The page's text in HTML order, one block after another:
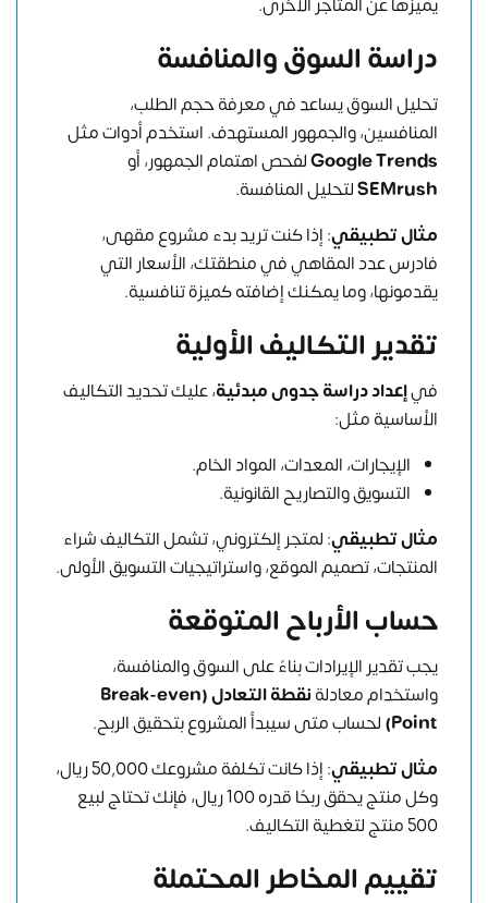
دراسة السوق والمنافسة
تحليل السوق يساعد في معرفة حجم الطلب،
المنافسين، والجمهور المستهدف. استخدم أدوات مثل
Google Trendsلفحص اهتمام الجمهور، أو
SEMrushلتحليل المنافسة.
مثال تطبيقي: إذا كنت تريد بدء مشروع مقهى،
فادرس عدد المقاهي في منطقتك، الأسعار التي
يقدمونها، وما يمكنك إضافته كميزة تنافسية.
تقدير التكاليف الأولية
فيإعداد دراسة جدوى مبدئية، عليك تحديد التكاليف
الأساسية مثل:
الإيجارات، المعدات، المواد الخام.
التسويق والتصاريح القانونية.
مثال تطبيقي: لمتجر إلكتروني، تشمل التكاليف شراء
المنتجات، تصميم الموقع، واستراتيجيات التسويق الأولى.
حساب الأرباح المتوقعة
يجب تقدير الإيرادات بناءً على السوق والمنافسة،
واستخدام معادلة
نقطة التعادل (Break-even
Point) لحساب متى سيبدأ المشروع بتحقيق الربح.
مثال تطبيقي
: إذا كانت تكلفة مشروعك 50,000 ريال،
وكل منتج يحقق ربحًا قدره 100 ريال، فإنك تحتاج لبيع
500 منتج لتغطية التكاليف.
تقييم المخاطر المحتملة